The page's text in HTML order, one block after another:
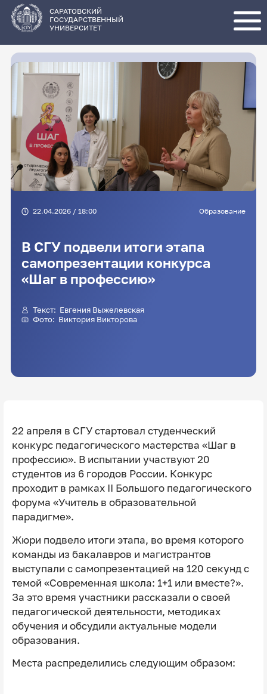
основному
содержанию
САРАТОВСКИЙ
ГОСУДАРСТВЕННЫЙ
УНИВЕРСИТЕТ
22.04.2026 / 18:00 Образование
В СГУ подвели итоги этапа
самопрезентации конкурса
«Шаг в профессию»
Текст: Евгения Выжелевская
Фото: Виктория Викторова
22 апреля в СГУ стартовал студенческий
конкурс педагогического мастерства «Шаг в
профессию». В испытании участвуют 20
студентов из 6 городов России. Конкурс
проходит в рамках II Большого педагогического
форума «Учитель в образовательной
парадигме».
Жюри подвело итоги этапа, во время которого
команды из бакалавров и магистрантов
выступали с самопрезентацией на 120 секунд с
темой «Современная школа: 1+1 или вместе?».
За это время участники рассказали о своей
педагогической деятельности, методиках
обучения и обсудили актуальные модели
образования.
Места распределились следующим образом: